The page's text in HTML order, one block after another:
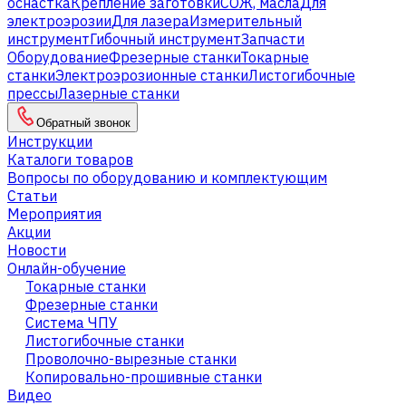
электроэрозииДля лазераИзмерительный
инструментГибочный инструментЗапчасти
ОборудованиеФрезерные станкиТокарные
станкиЭлектроэрозионные станкиЛистогибочные
прессыЛазерные станки
Обратный звонок
Инструкции
Каталоги товаров
Вопросы по оборудованию и комплектующим
Статьи
Мероприятия
Акции
Новости
Онлайн-обучение
Токарные станки
Фрезерные станки
Система ЧПУ
Листогибочные станки
Проволочно-вырезные станки
Копировально-прошивные станки
Видео